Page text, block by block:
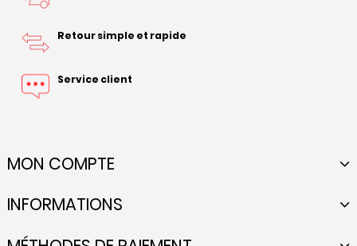
Retour simple et rapide
Service client
MON COMPTE
INFORMATIONS